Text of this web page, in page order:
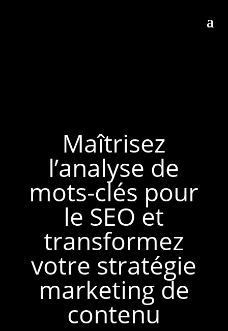
Maîtrisez
l’analyse de
mots-clés pour
le SEO et
transformez
votre stratégie
marketing de
contenu